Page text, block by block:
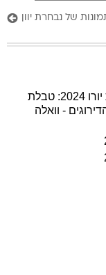
של נבחרת יוון
מוקדמות יורו 2024: טבלת
- וואלה